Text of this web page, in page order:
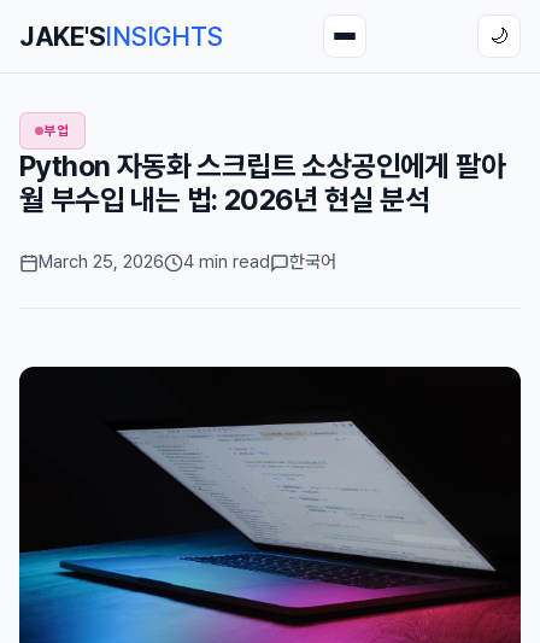
JAKE'SINSIGHTS 🌙
부업
Python 자동화 스크립트 소상공인에게 팔아
월 부수입 내는 법: 2026년 현실 분석
March 25, 2026 4 min read 한국어